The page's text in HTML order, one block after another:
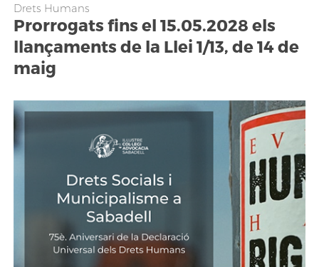
Drets Humans
Prorrogats fins el 15.05.2028 els
llançaments de la Llei 1/13, de 14 de
maig